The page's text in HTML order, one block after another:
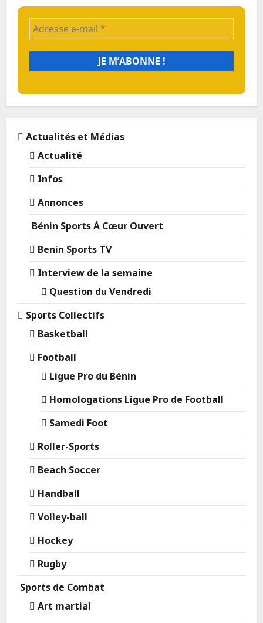
Actualités et Médias
Actualité
Infos
Annonces
Bénin Sports À Cœur Ouvert
Benin Sports TV
Interview de la semaine
Question du Vendredi
Sports Collectifs
Basketball
Football
Ligue Pro du Bénin
Homologations Ligue Pro de Football
Samedi Foot
Roller-Sports
Beach Soccer
Handball
Volley-ball
Hockey
Rugby
Sports de Combat
Art martial